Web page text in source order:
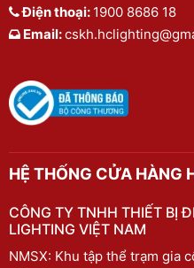
Điện thoại: 1900 8686 18
Email:
HỆ THỐNG CỬA HÀNG
CÔNG TY TNHH THIẾT BỊ
LIGHTING VIỆT NAM
NMSX: Khu tập thể trạm gia